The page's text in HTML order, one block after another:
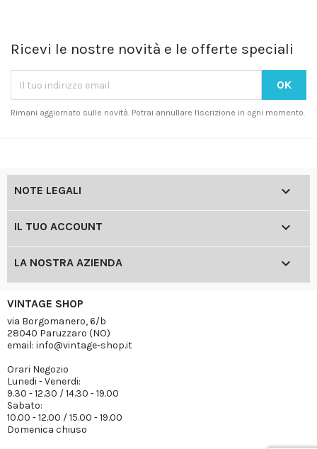
Ricevi le nostre novità e le offerte speciali
Rimani aggiornato sulle novità. Potrai annullare l'iscrizione in ogni momento.
NOTE LEGALI 
IL TUO ACCOUNT 
LA NOSTRA AZIENDA 
VINTAGE SHOP
via Borgomanero, 6/b
28040 Paruzzaro (NO)
email: info@vintage-shop.it
Orari Negozio
Lunedi - Venerdi:
9.30 - 12.30 / 14.30 - 19.00
Sabato:
10.00 - 12.00 / 15.00 - 19.00
Domenica chiuso